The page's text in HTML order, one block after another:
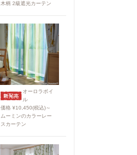
木柄 2級遮光カーテン
オーロラボイ
ル
価格 ¥10,450(税込)～
ムーミンのカラーレー
スカーテン